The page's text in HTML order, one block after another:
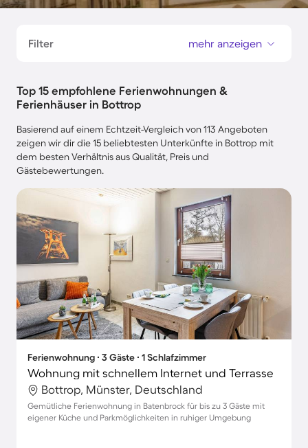
Filter mehr anzeigen
Top 15 empfohlene Ferienwohnungen &
Ferienhäuser in Bottrop
Basierend auf einem Echtzeit-Vergleich von 113 Angeboten
zeigen wir dir die 15 beliebtesten Unterkünfte in Bottrop mit
dem besten Verhältnis aus Qualität, Preis und
Gästebewertungen.
Ferienwohnung ∙ 3 Gäste ∙ 1 Schlafzimmer
Wohnung mit schnellem Internet und Terrasse
Bottrop, Münster, Deutschland
Gemütliche Ferienwohnung in Batenbrock für bis zu 3 Gäste mit
eigener Küche und Parkmöglichkeiten in ruhiger Umgebung